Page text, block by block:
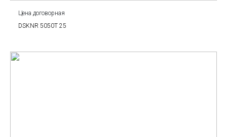
Цена договорная
DSKNR 5050T 25